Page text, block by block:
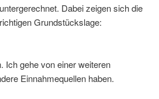
Dabei zeigen sich die
Grundstückslage:
Ich gehe von einer weiteren
Einnahmequellen haben.